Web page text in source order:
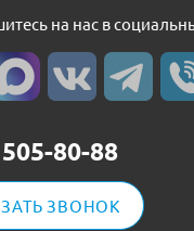
на нас в
80-88
ЗВОНОК